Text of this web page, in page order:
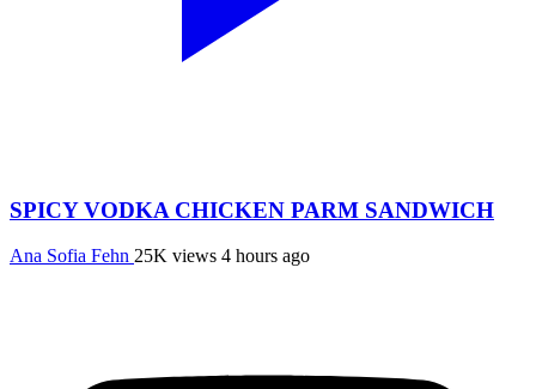
SPICY VODKA CHICKEN PARM SANDWICH
Ana Sofia Fehn 25K views 4 hours ago